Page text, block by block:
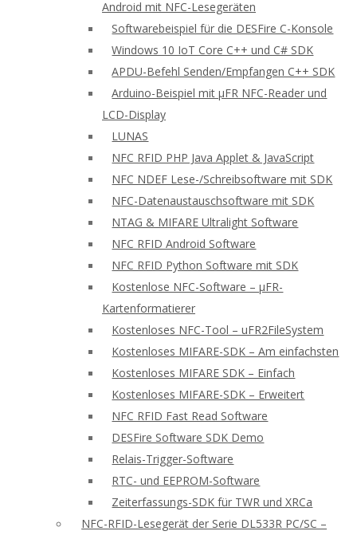
Android mit NFC-Lesegeräten
Softwarebeispiel für die DESFire C-Konsole
Windows 10 IoT Core C++ und C# SDK
APDU-Befehl Senden/Empfangen C++ SDK
Arduino-Beispiel mit μFR NFC-Reader und
LCD-Display
LUNAS
NFC RFID PHP Java Applet & JavaScript
NFC NDEF Lese-/Schreibsoftware mit SDK
NFC-Datenaustauschsoftware mit SDK
NTAG & MIFARE Ultralight Software
NFC RFID Android Software
NFC RFID Python Software mit SDK
Kostenlose NFC-Software – μFR-
Kartenformatierer
Kostenloses NFC-Tool – uFR2FileSystem
Kostenloses MIFARE-SDK – Am einfachsten
Kostenloses MIFARE SDK – Einfach
Kostenloses MIFARE-SDK – Erweitert
NFC RFID Fast Read Software
DESFire Software SDK Demo
Relais-Trigger-Software
RTC- und EEPROM-Software
Zeiterfassungs-SDK für TWR und XRCa
NFC-RFID-Lesegerät der Serie DL533R PC/SC –